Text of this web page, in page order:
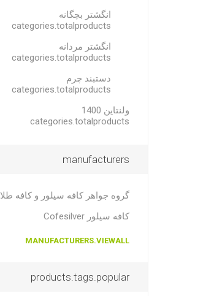
انگشتر بچگانه
categories.totalproducts
انگشتر مردانه
categories.totalproducts
دستبند چرم
categories.totalproducts
ولنتاین 1400
categories.totalproducts
manufacturers
گروه جواهر کافه سیلور و کافه طلا
کافه سیلور Cofesilver
MANUFACTURERS.VIEWALL
products.tags.popular